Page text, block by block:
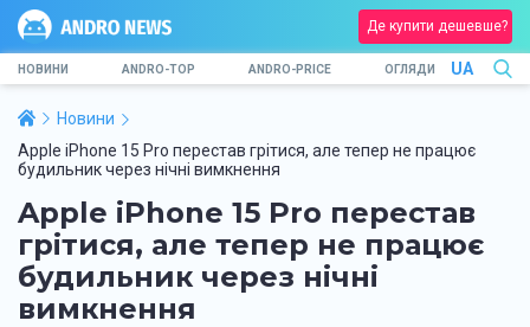
Де купити дешевше?
НОВИНИ ANDRO-TOP ANDRO-PRICE ОГЛЯДИ UA
Новини
Apple iPhone 15 Pro перестав грітися, але тепер не працює
будильник через нічні вимкнення
Apple iPhone 15 Pro перестав
грітися, але тепер не працює
будильник через нічні
вимкнення